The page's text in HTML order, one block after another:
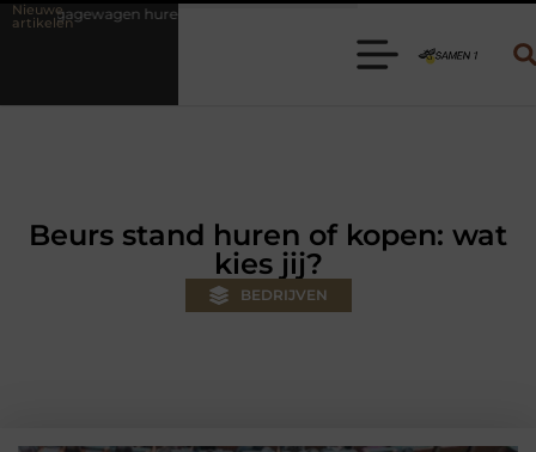
Nieuwe
artikelen
Kies de juiste aanhanger voor jouw klus
Beurs stand huren of kopen: wat
kies jij?
BEDRIJVEN